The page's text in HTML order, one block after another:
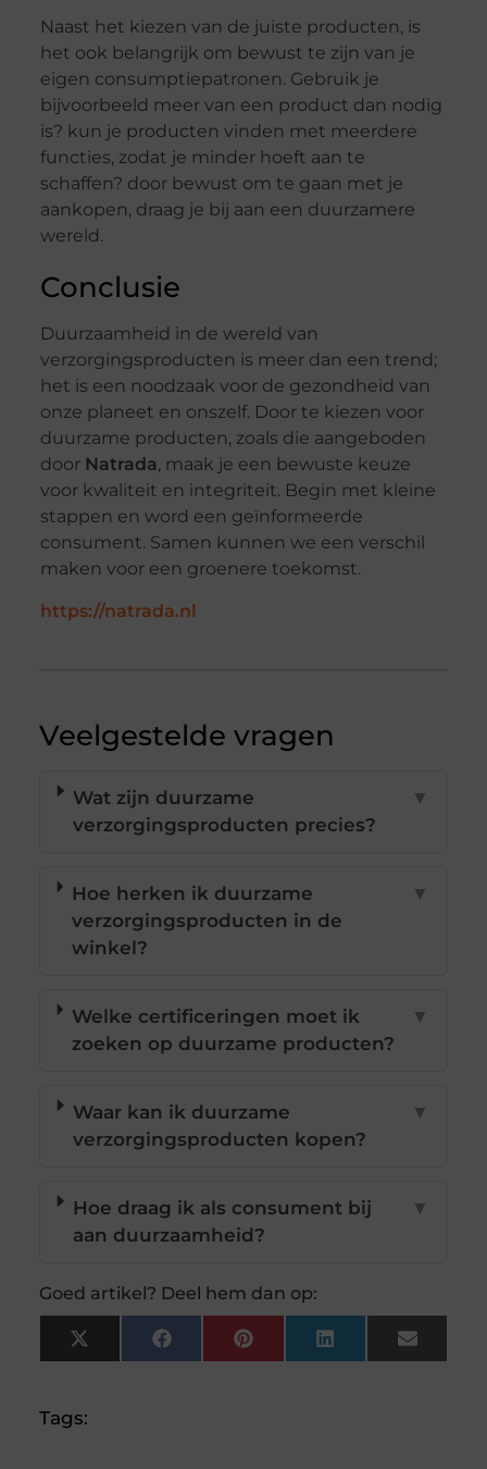
Naast het kiezen van de juiste producten, is
het ook belangrijk om bewust te zijn van je
eigen consumptiepatronen. Gebruik je
bijvoorbeeld meer van een product dan nodig
is? kun je producten vinden met meerdere
functies, zodat je minder hoeft aan te
schaffen? door bewust om te gaan met je
aankopen, draag je bij aan een duurzamere
wereld.
Conclusie
Duurzaamheid in de wereld van
verzorgingsproducten is meer dan een trend;
het is een noodzaak voor de gezondheid van
onze planeet en onszelf. Door te kiezen voor
duurzame producten, zoals die aangeboden
door Natrada, maak je een bewuste keuze
voor kwaliteit en integriteit. Begin met kleine
stappen en word een geïnformeerde
consument. Samen kunnen we een verschil
maken voor een groenere toekomst.
https://natrada.nl
Veelgestelde vragen
Wat zijn duurzame
verzorgingsproducten precies?
▼
Hoe herken ik duurzame
verzorgingsproducten in de
winkel?
▼
Welke certificeringen moet ik
zoeken op duurzame producten?
▼
Waar kan ik duurzame
verzorgingsproducten kopen?
▼
Hoe draag ik als consument bij
aan duurzaamheid?
▼
Goed artikel? Deel hem dan op:
X
(Twitter)
FacebookPinterestLinkedInEmail
Tags: